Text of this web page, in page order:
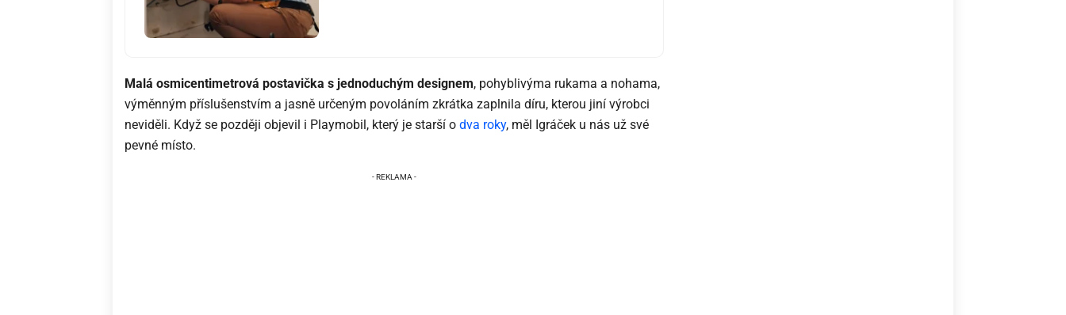
Malá osmicentimetrová postavička s jednoduchým designem, pohyblivýma rukama a nohama,
výměnným příslušenstvím a jasně určeným povoláním zkrátka zaplnila díru, kterou jiní výrobci
neviděli. Když se později objevil i Playmobil, který je starší o dva roky, měl Igráček u nás už své
pevné místo.